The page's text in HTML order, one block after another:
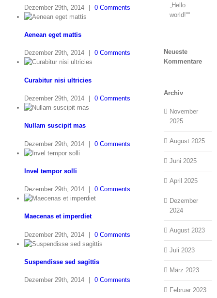
Dezember 29th, 2014 0 Comments
Aenean eget mattis
Dezember 29th, 2014 0 Comments
Curabitur nisi ultricies
Dezember 29th, 2014 0 Comments
Nullam suscipit mas
Dezember 29th, 2014 | 0 Comments
Invel tempor solli
Dezember 29th, 2014 0 Comments
Maecenas et imperdiet
Dezember 29th, 2014 | 0 Comments
Suspendisse sed sagittis
Dezember 29th, 2014 0 Comments
„Hello
world!““
Neueste
Kommentare
Archiv
November
2025
August 2025
Juni 2025
April 2025
Dezember
2024
August 2023
Juli 2023
März 2023
Februar 2023